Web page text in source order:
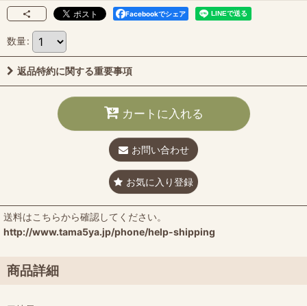
Facebookでシェア
数量:
返品特約に関する重要事項
カートに入れる
お問い合わせ
お気に入り登録
送料はこちらから確認してください。
http://www.tama5ya.jp/phone/help-shipping
商品詳細